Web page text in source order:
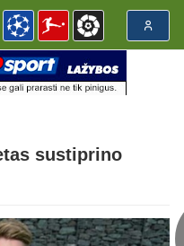
sustiprino